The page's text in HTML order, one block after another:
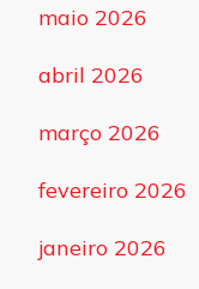
maio 2026
abril 2026
março 2026
fevereiro 2026
janeiro 2026